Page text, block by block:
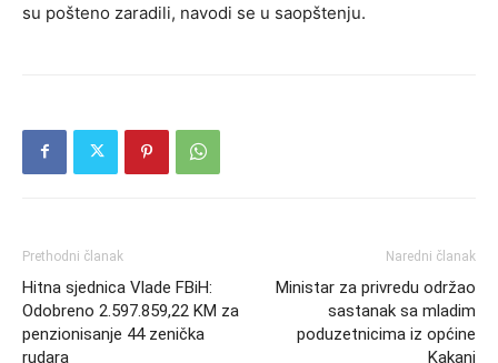
su pošteno zaradili, navodi se u saopštenju.
Prethodni članak
Hitna sjednica Vlade FBiH:
Odobreno 2.597.859,22 KM za
penzionisanje 44 zenička
rudara
Naredni članak
Ministar za privredu održao
sastanak sa mladim
poduzetnicima iz općine
Kakanj